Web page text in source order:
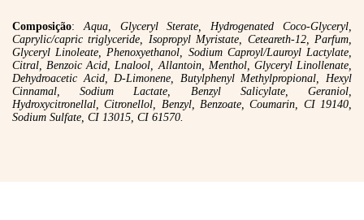
Composição:Aqua, Glyceryl Sterate, Hydrogenated Coco-Glyceryl,
Caprylic/capric triglyceride, Isopropyl Myristate, Ceteareth-12, Parfum,
Glyceryl Linoleate, Phenoxyethanol, Sodium Caproyl/Lauroyl Lactylate,
Citral, Benzoic Acid, Lnalool, Allantoin, Menthol, Glyceryl Linollenate,
Dehydroacetic Acid, D-Limonene, Butylphenyl Methylpropional, Hexyl
Cinnamal, Sodium Lactate, Benzyl Salicylate, Geraniol,
Hydroxycitronellal, Citronellol, Benzyl, Benzoate, Coumarin, CI 19140,
Sodium Sulfate, CI 13015, CI 61570.